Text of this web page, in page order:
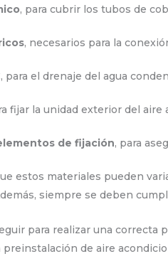
, para cubrir los tubos de
, necesarios para la
, para el drenaje del agua
fijar la unidad exterior del aire
de fijación, para
estos materiales pueden
siempre se deben
para realizar una
de aire